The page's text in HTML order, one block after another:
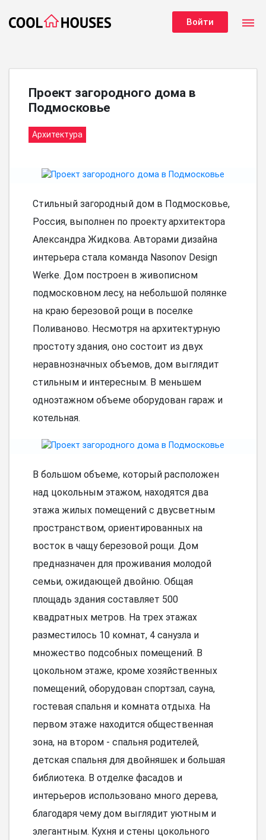
Войти dehaze
Проект загородного дома в
Подмосковье
Архитектура
Стильный загородный дом в Подмосковье,
Россия, выполнен по проекту архитектора
Александра Жидкова. Авторами дизайна
интерьера стала команда Nasonov Design
Werke. Дом построен в живописном
подмосковном лесу, на небольшой полянке
на краю березовой рощи в поселке
Поливаново. Несмотря на архитектурную
простоту здания, оно состоит из двух
неравнозначных объемов, дом выглядит
стильным и интересным. В меньшем
одноэтажном объеме оборудован гараж и
котельная.
В большом объеме, который расположен
над цокольным этажом, находятся два
этажа жилых помещений с двусветным
пространством, ориентированных на
восток в чащу березовой рощи. Дом
предназначен для проживания молодой
семьи, ожидающей двойню. Общая
площадь здания составляет 500
квадратных метров. На трех этажах
разместилось 10 комнат, 4 санузла и
множество подсобных помещений. В
цокольном этаже, кроме хозяйственных
помещений, оборудован спортзал, сауна,
гостевая спальня и комната отдыха. На
первом этаже находится общественная
зона, на втором - спальня родителей,
детская спальня для двойняшек и большая
библиотека. В отделке фасадов и
интерьеров использовано много дерева,
благодаря чему дом выглядит уютным и
элегантным. Кухня и стены цокольного